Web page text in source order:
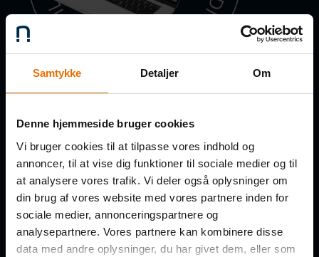
Samtykke Detaljer Om
Denne hjemmeside bruger cookies
Vi bruger cookies til at tilpasse vores indhold og
annoncer, til at vise dig funktioner til sociale medier og til
at analysere vores trafik. Vi deler også oplysninger om
din brug af vores website med vores partnere inden for
sociale medier, annonceringspartnere og
analysepartnere. Vores partnere kan kombinere disse
data med andre oplysninger, du har givet dem, eller som
Få de nye afsnit direkte i din
indbakke
FORNAVN